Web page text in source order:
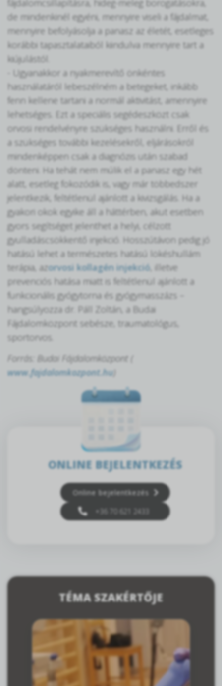
fájdalomcsillapításra, hideg-meleg borogatásokra,
de mindenkinél egyéni, mennyire viseli a fájdalmat,
mennyire befolyásolja a panasz az életét, esetleges
korábbi tapasztalataiból kiindulva mennyire tart a
kiújulástól.
­- Ugyanakkor a nyakmerevítő önkéntes
használatáról lebeszélném a betegeket, inkább
fenn kellene tartani a normál aktivitást, amennyire
lehetséges. Ezt a speciális segédeszközt csak
orvosi rendelvényre szükséges használni. Erről és
a szükséges további kezelésekről, eljárásokról
mindenképpen csak a diagnózis után szabad
dönteni. Ha tehát nem múlik el a panasz egy hét
alatt, esetleg fokozódik is, vagy már többedszer
jelentkezik, feltétlenül ajánlott a kivizsgálás. Ha a
gyakori okok egyike áll a háttérben, akut esetben
gyors segítséget jelenthet a helyi, célzott
gyulladáscsökkentő injekció. Hosszútávon pedig jó
hatású lehet a természetes hatású lökéshullám
terápia, azorvosi kollagén injekció , illetve
prevenciós hatása miatt is feltétlenül ajánlott a
funkcionális gyógytorna és gyógymasszázs –
hangsúlyozza dr. Páll Zoltán, a Budai
Fájdalomközpont sebésze, traumatológus,
sportorvos.
Forrás: Budai Fájdalomközpont (
www.fajdalomkozpont.hu
ONLINE BEJELENTKEZÉS
Online bejelentkezés
+36 70 621 2433
TÉMA SZAKÉRTŐJE